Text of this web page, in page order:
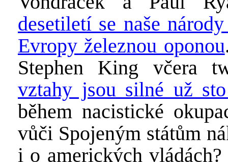
desetiletí se naše
Evropy železnou oponou
Stephen King včera
vztahy jsou silné už
během nacistické
vůči Spojeným státům
i o amerických